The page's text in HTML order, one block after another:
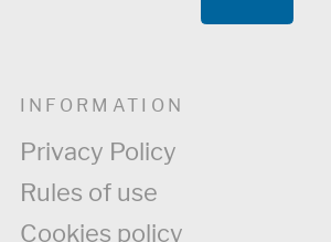
INFORMATION
Privacy Policy
Rules of use
Cookies policy